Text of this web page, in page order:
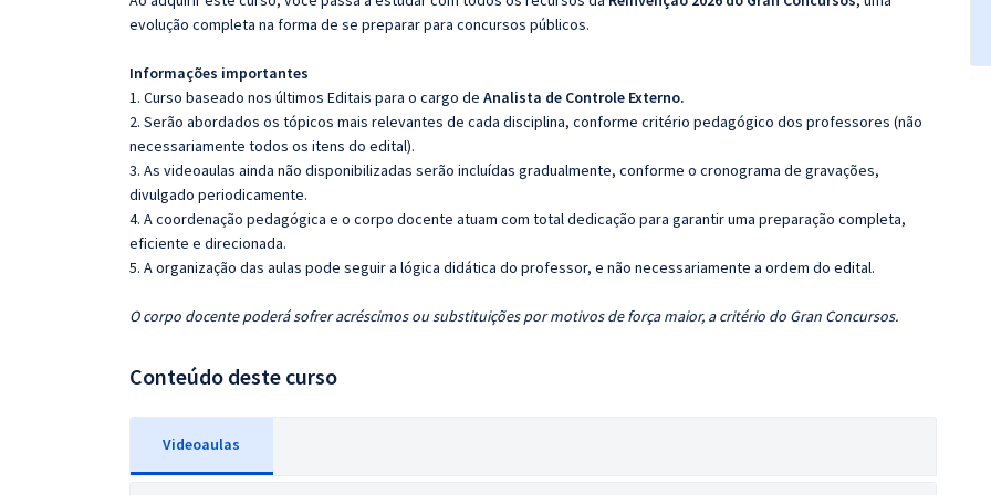
evolução completa na forma de se preparar para concursos públicos.
Informações importantes
1. Curso baseado nos últimos Editais para o cargo de Analista de Controle Externo.
2. Serão abordados os tópicos mais relevantes de cada disciplina, conforme critério pedagógico dos professores (não
necessariamente todos os itens do edital).
3. As videoaulas ainda não disponibilizadas serão incluídas gradualmente, conforme o cronograma de gravações,
divulgado periodicamente.
4. A coordenação pedagógica e o corpo docente atuam com total dedicação para garantir uma preparação completa,
eficiente e direcionada.
5. A organização das aulas pode seguir a lógica didática do professor, e não necessariamente a ordem do edital.
O corpo docente poderá sofrer acréscimos ou substituições por motivos de força maior, a critério do Gran Concursos.
Conteúdo deste curso
Videoaulas